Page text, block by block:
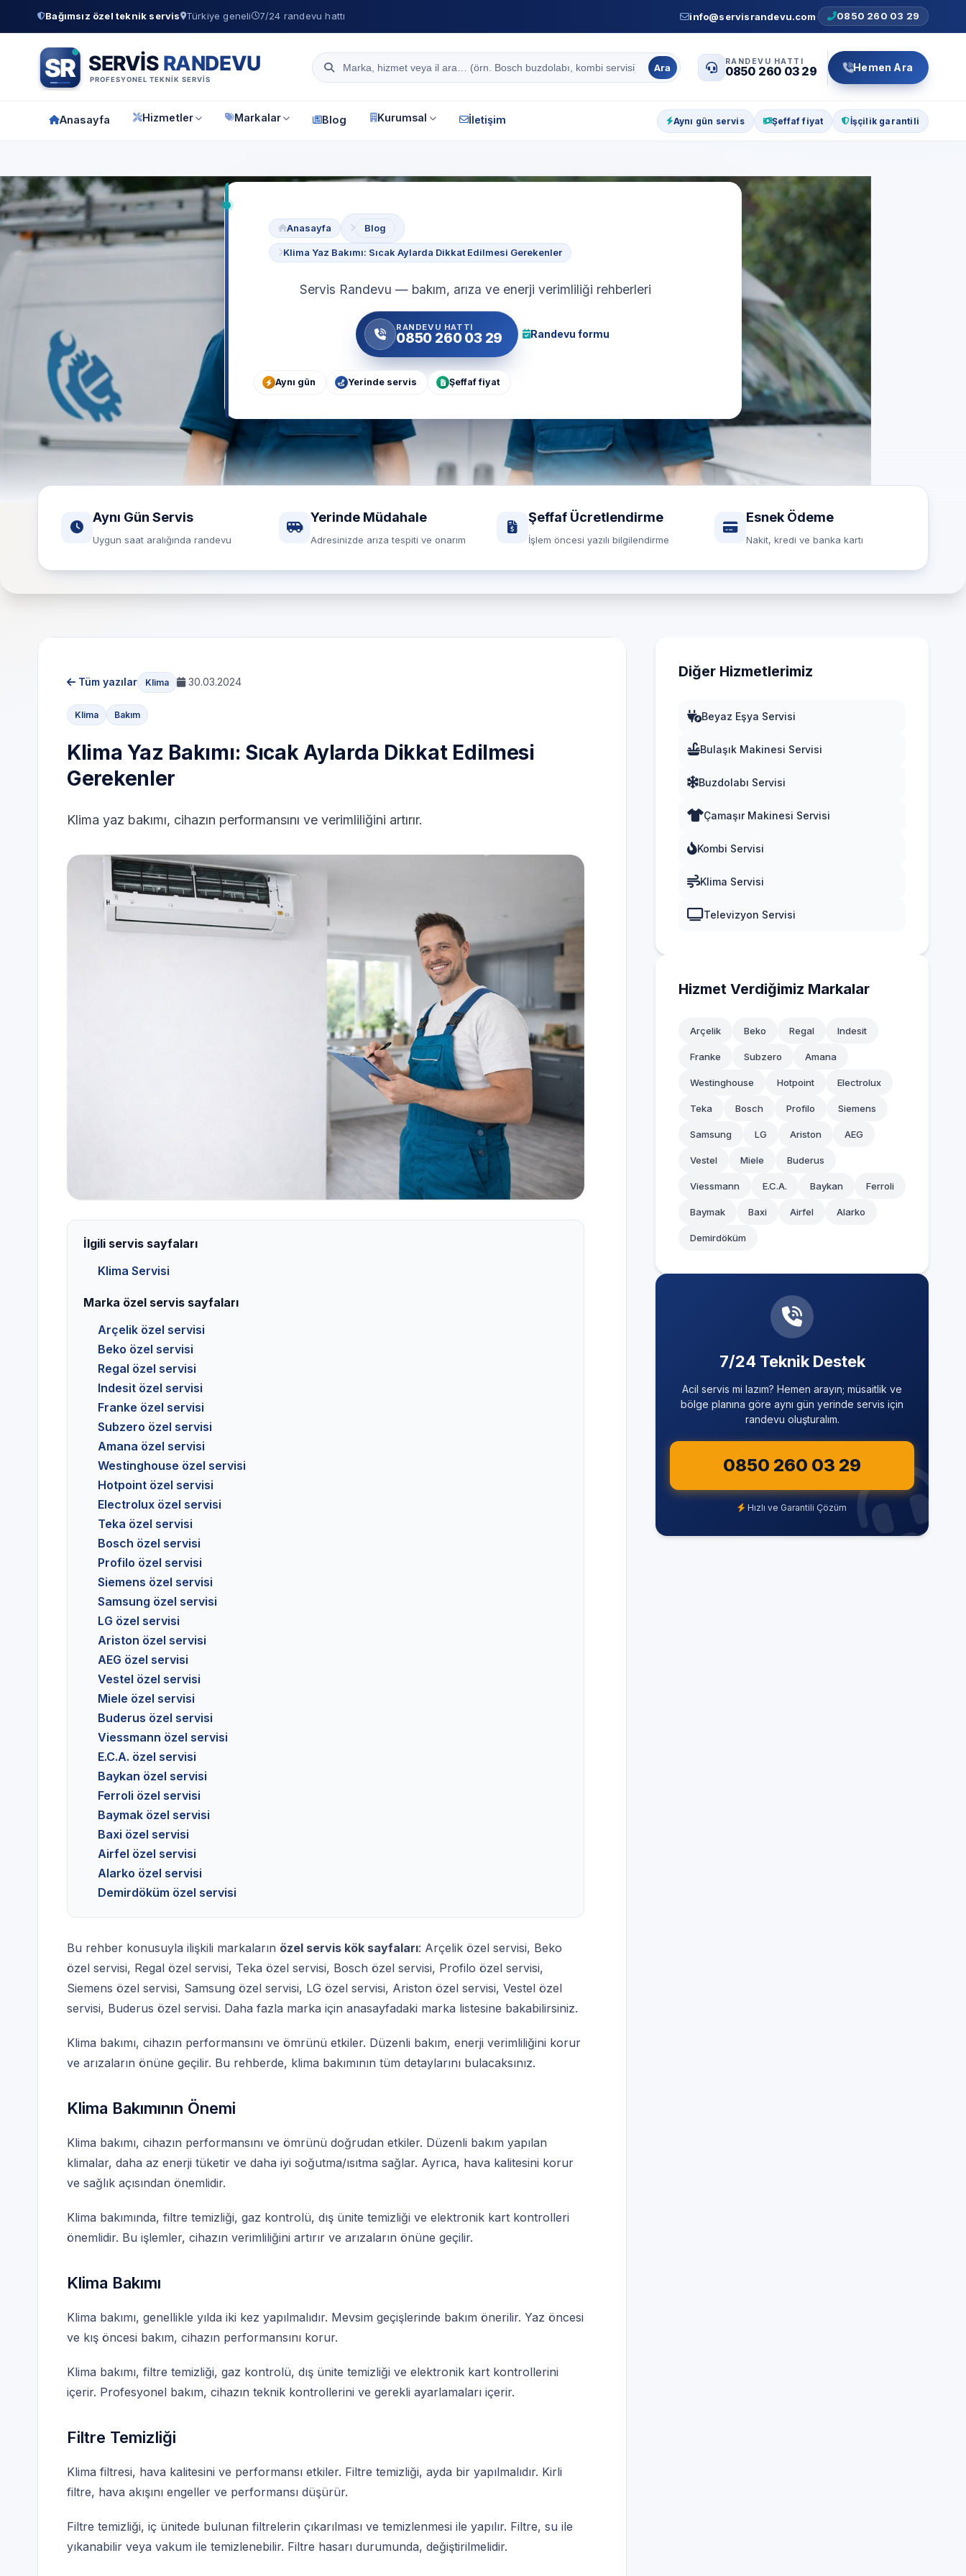
Bağımsız özel teknik servis Türkiye geneli 7/24 randevu hattı info@servisrandevu.com· 0850 260 03 29
Site içi arama Ara
RANDEVU HATTI
0850 260 03 29 Hemen Ara
Anasayfa Hizmetler Markalar Blog Kurumsal İletişim Aynı gün servis Şeffaf fiyat İşçilik garantili
Anasayfa Blog
Klima Yaz Bakımı: Sıcak Aylarda Dikkat Edilmesi Gerekenler
Servis Randevu — bakım, arıza ve enerji verimliliği rehberleri
RANDEVU HATTI
0850 260 03 29 Randevu formu
Aynı gün Yerinde servis Şeffaf fiyat
Aynı Gün Servis
Uygun saat aralığında randevu
Yerinde Müdahale
Adresinizde arıza tespiti ve onarım
Şeffaf Ücretlendirme
İşlem öncesi yazılı bilgilendirme
Esnek Ödeme
Nakit, kredi ve banka kartı
Tüm yazılar Klima 30.03.2024
Klima Bakım
Klima Yaz Bakımı: Sıcak Aylarda Dikkat Edilmesi
Gerekenler
Klima yaz bakımı, cihazın performansını ve verimliliğini artırır.
İlgili servis sayfaları
Klima Servisi
Marka özel servis sayfaları
Arçelik özel servisi
Beko özel servisi
Regal özel servisi
Indesit özel servisi
Franke özel servisi
Subzero özel servisi
Amana özel servisi
Westinghouse özel servisi
Hotpoint özel servisi
Electrolux özel servisi
Teka özel servisi
Bosch özel servisi
Profilo özel servisi
Siemens özel servisi
Samsung özel servisi
LG özel servisi
Ariston özel servisi
AEG özel servisi
Vestel özel servisi
Miele özel servisi
Buderus özel servisi
Viessmann özel servisi
E.C.A. özel servisi
Baykan özel servisi
Ferroli özel servisi
Baymak özel servisi
Baxi özel servisi
Airfel özel servisi
Alarko özel servisi
Demirdöküm özel servisi
Bu rehber konusuyla ilişkili markaların özel servis kök sayfaları: Arçelik özel servisi, Beko
özel servisi, Regal özel servisi, Teka özel servisi, Bosch özel servisi, Profilo özel servisi,
Siemens özel servisi, Samsung özel servisi, LG özel servisi, Ariston özel servisi, Vestel özel
servisi, Buderus özel servisi. Daha fazla marka için anasayfadaki marka listesine bakabilirsiniz.
Klima bakımı, cihazın performansını ve ömrünü etkiler. Düzenli bakım, enerji verimliliğini korur
ve arızaların önüne geçilir. Bu rehberde, klima bakımının tüm detaylarını bulacaksınız.
Klima Bakımının Önemi
Klima bakımı, cihazın performansını ve ömrünü doğrudan etkiler. Düzenli bakım yapılan
klimalar, daha az enerji tüketir ve daha iyi soğutma/ısıtma sağlar. Ayrıca, hava kalitesini korur
ve sağlık açısından önemlidir.
Klima bakımında, filtre temizliği, gaz kontrolü, dış ünite temizliği ve elektronik kart kontrolleri
önemlidir. Bu işlemler, cihazın verimliliğini artırır ve arızaların önüne geçilir.
Klima Bakımı
Klima bakımı, genellikle yılda iki kez yapılmalıdır. Mevsim geçişlerinde bakım önerilir. Yaz öncesi
ve kış öncesi bakım, cihazın performansını korur.
Klima bakımı, filtre temizliği, gaz kontrolü, dış ünite temizliği ve elektronik kart kontrollerini
içerir. Profesyonel bakım, cihazın teknik kontrollerini ve gerekli ayarlamaları içerir.
Filtre Temizliği
Klima filtresi, hava kalitesini ve performansı etkiler. Filtre temizliği, ayda bir yapılmalıdır. Kirli
filtre, hava akışını engeller ve performansı düşürür.
Filtre temizliği, iç ünitede bulunan filtrelerin çıkarılması ve temizlenmesi ile yapılır. Filtre, su ile
yıkanabilir veya vakum ile temizlenebilir. Filtre hasarı durumunda, değiştirilmelidir.
Diğer Hizmetlerimiz
Beyaz Eşya Servisi
Bulaşık Makinesi Servisi
Buzdolabı Servisi
Çamaşır Makinesi Servisi
Kombi Servisi
Klima Servisi
Televizyon Servisi
Hizmet Verdiğimiz Markalar
Arçelik Beko Regal Indesit
Franke Subzero Amana
Westinghouse Hotpoint Electrolux
Teka Bosch Profilo Siemens
Samsung LG Ariston AEG
Vestel Miele Buderus
Viessmann E.C.A. Baykan Ferroli
Baymak Baxi Airfel Alarko
Demirdöküm
7/24 Teknik Destek
Acil servis mi lazım? Hemen arayın; müsaitlik ve
bölge planına göre aynı gün yerinde servis için
randevu oluşturalım.
0850 260 03 29
Hızlı ve Garantili Çözüm